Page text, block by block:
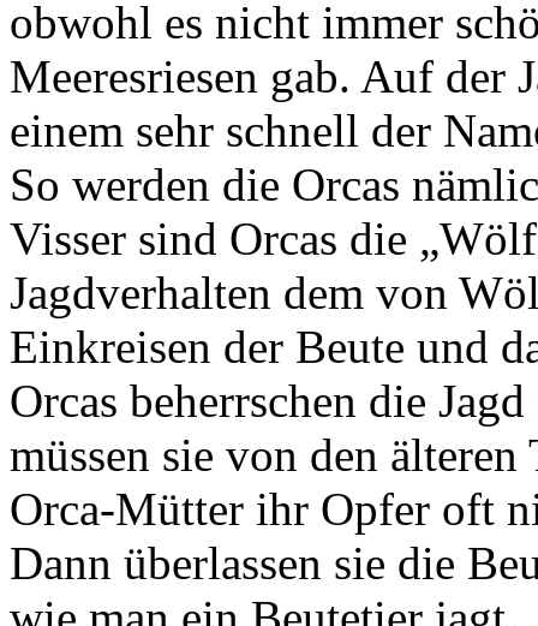
obwohl es nicht immer
Meeresriesen gab. Auf der
einem sehr schnell der
So werden die Orcas
Visser sind Orcas die
Jagdverhalten dem von
Einkreisen der Beute und
Orcas beherrschen die
müssen sie von den
Orca-Mütter ihr Opfer oft
Dann überlassen sie die